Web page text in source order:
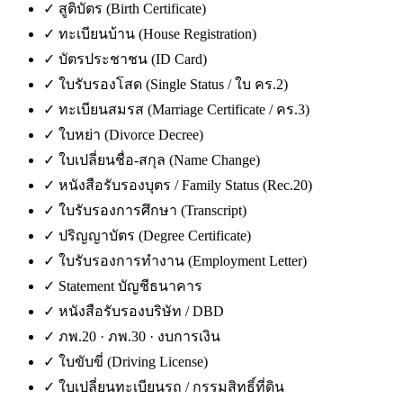
✓ สูติบัตร (Birth Certificate)
✓ ทะเบียนบ้าน (House Registration)
✓ บัตรประชาชน (ID Card)
✓ ใบรับรองโสด (Single Status / ใบ คร.2)
✓ ทะเบียนสมรส (Marriage Certificate / คร.3)
✓ ใบหย่า (Divorce Decree)
✓ ใบเปลี่ยนชื่อ-สกุล (Name Change)
✓ หนังสือรับรองบุตร / Family Status (Rec.20)
✓ ใบรับรองการศึกษา (Transcript)
✓ ปริญญาบัตร (Degree Certificate)
✓ ใบรับรองการทำงาน (Employment Letter)
✓ Statement บัญชีธนาคาร
✓ หนังสือรับรองบริษัท / DBD
✓ ภพ.20 · ภพ.30 · งบการเงิน
✓ ใบขับขี่ (Driving License)
✓ ใบเปลี่ยนทะเบียนรถ / กรรมสิทธิ์ที่ดิน